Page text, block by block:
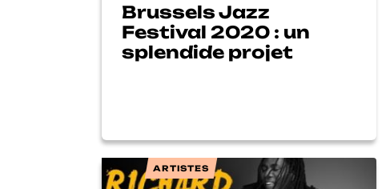
Brussels Jazz
Festival 2020 : un
splendide projet
ARTISTES